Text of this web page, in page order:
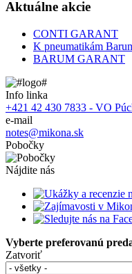
Aktuálne akcie
CONTI GARANT
K pneumatikám
BARUM GARANT
Info linka
+421 42 430 7833 - VO
e-mail
notes@mikona.sk
Pobočky
Nájdite nás
Vyberte preferovanú
Zatvoriť